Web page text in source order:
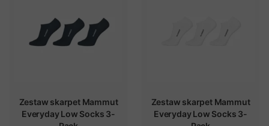
Zestaw skarpet Mammut
Everyday Low Socks 3-
Zestaw skarpet Mammut
Everyday Low Socks 3-